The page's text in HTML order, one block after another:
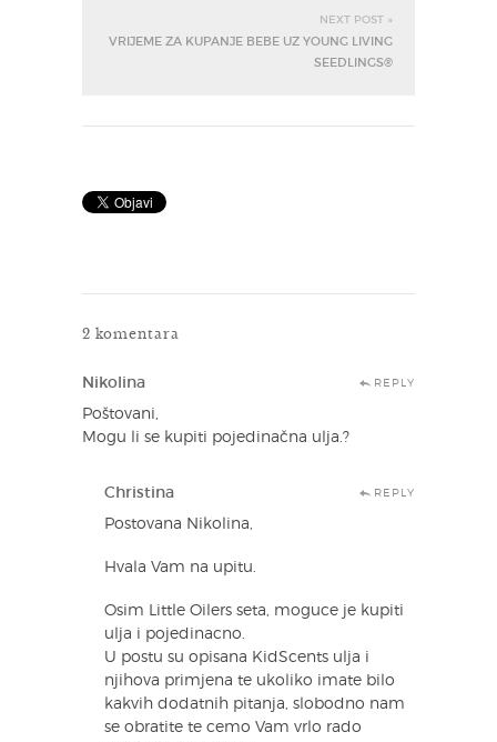
NEXT POST »
VRIJEME ZA KUPANJE BEBE UZ YOUNG LIVING
SEEDLINGS®
2 komentara
Nikolina REPLY
Poštovani,
Mogu li se kupiti pojedinačna ulja.?
Christina REPLY
Postovana Nikolina,
Hvala Vam na upitu.
Osim Little Oilers seta, moguce je kupiti
ulja i pojedinacno.
U postu su opisana KidScents ulja i
njihova primjena te ukoliko imate bilo
kakvih dodatnih pitanja, slobodno nam
se obratite te cemo Vam vrlo rado